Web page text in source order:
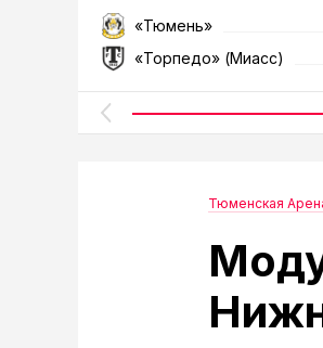
«Тюмень»
«Торпедо» (Миасс)
Тюменская